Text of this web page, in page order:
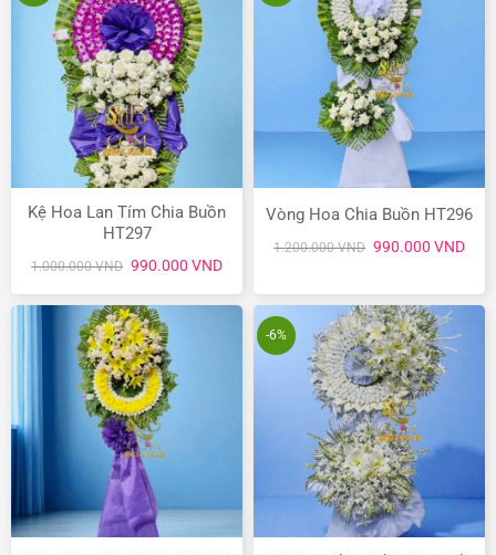
Kệ Hoa Lan Tím Chia Buồn
HT297
1.000.000VND Giá
là:
1.000.000 VND.
990.000 VNDGiá
tại
là:
990.000 VND.
Vòng Hoa Chia Buồn HT296
1.200.000VND Giá
990.000 VNDGiá
-6%